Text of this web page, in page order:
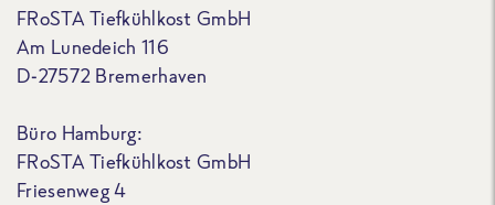
FRoSTA Tiefkühlkost GmbH
Am Lunedeich 116
D-27572 Bremerhaven
Büro Hamburg:
FRoSTA Tiefkühlkost GmbH
Friesenweg 4